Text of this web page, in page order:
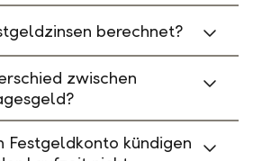
berechnet?
zwischen
Festgeldkonto kündigen